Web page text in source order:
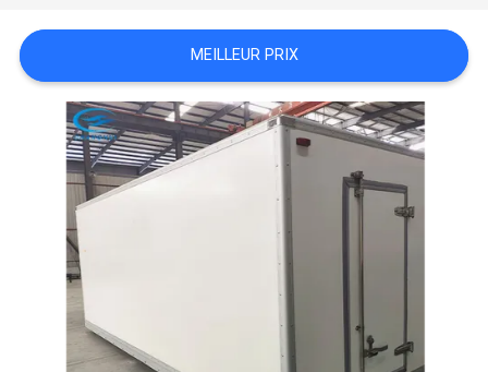
CONTACTER
NOUVELLES
AFFAIRES
PLAN
MEILLEUR PRIX